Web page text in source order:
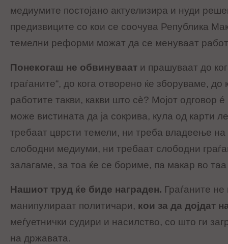
медиумите постојано актуелизира и нуди
предизвиците со кои се соочува Република
темелни реформи можат да се менуваат
Понекогаш не обвинуваат и прашуваат до
граѓаните“, до кога отворено ќе зборуваме, до
работите такви, какви што сè? Мојот одговор é
може вистината да ја сокрива, кула од карти
требаат цврсти темели, ни треба владеење на
слободни медиуми, ни требаат слободни
залагаме, за тоа ќе се бориме, па макар во
Нашиот труд ќе биде награден. Граѓаните
манипулираат политичари, кои за да дојдат
меѓуетнички судири и насилство, со што ги
на државата.